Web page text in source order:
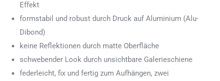
Effekt
formstabil und robust durch Druck auf Aluminium (Alu-
Dibond)
keine Reflektionen durch matte Oberfläche
schwebender Look durch unsichtbare Galerieschiene
federleicht, fix und fertig zum Aufhängen, zwei